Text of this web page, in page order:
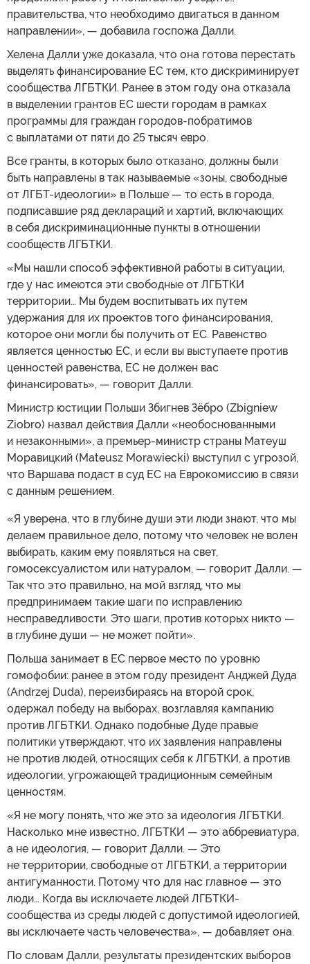
правительства, что необходимо двигаться в данном
направлении», — добавила госпожа Далли.
Хелена Далли уже доказала, что она готова перестать
выделять финансирование ЕС тем, кто дискриминирует
сообщества ЛГБТКИ. Ранее в этом году она отказала
в выделении грантов ЕС шести городам в рамках
программы для граждан городов-побратимов
с выплатами от пяти до 25 тысяч евро.
Все гранты, в которых было отказано, должны были
быть направлены в так называемые «зоны, свободные
от ЛГБТ-идеологии» в Польше — то есть в города,
подписавшие ряд деклараций и хартий, включающих
в себя дискриминационные пункты в отношении
сообществ ЛГБТКИ.
«Мы нашли способ эффективной работы в ситуации,
где у нас имеются эти свободные от ЛГБТКИ
территории… Мы будем воспитывать их путем
удержания для их проектов того финансирования,
которое они могли бы получить от ЕС. Равенство
является ценностью ЕС, и если вы выступаете против
ценностей равенства, ЕС не должен вас
финансировать», — говорит Далли.
Министр юстиции Польши Збигнев Зёбро (Zbigniew
Ziobro) назвал действия Далли «необоснованными
и незаконными», а премьер-министр страны Матеуш
Моравицкий (Mateusz Morawiecki) выступил с угрозой,
что Варшава подаст в суд ЕС на Еврокомиссию в связи
с данным решением.
«Я уверена, что в глубине души эти люди знают, что мы
делаем правильное дело, потому что человек не волен
выбирать, каким ему появляться на свет,
гомосексуалистом или натуралом, — говорит Далли. —
Так что это правильно, на мой взгляд, что мы
предпринимаем такие шаги по исправлению
несправедливости. Это шаги, против которых никто —
в глубине души — не может пойти».
Польша занимает в ЕС первое место по уровню
гомофобии: ранее в этом году президент Анджей Дуда
(Andrzej Duda), переизбираясь на второй срок,
одержал победу на выборах, возглавляя кампанию
против ЛГБТКИ. Однако подобные Дуде правые
политики утверждают, что их заявления направлены
не против людей, относящих себя к ЛГБТКИ, а против
идеологии, угрожающей традиционным семейным
ценностям.
«Я не могу понять, что же это за идеология ЛГБТКИ.
Насколько мне известно, ЛГБТКИ — это аббревиатура,
а не идеология, — говорит Далли. — Это
не территории, свободные от ЛГБТКИ, а территории
антигуманности. Потому что для нас главное — это
люди… Когда вы исключаете людей ЛГБТКИ-
сообщества из среды людей с допустимой идеологией,
вы исключаете часть человечества», — добавляет она.
По словам Далли, результаты президентских выборов